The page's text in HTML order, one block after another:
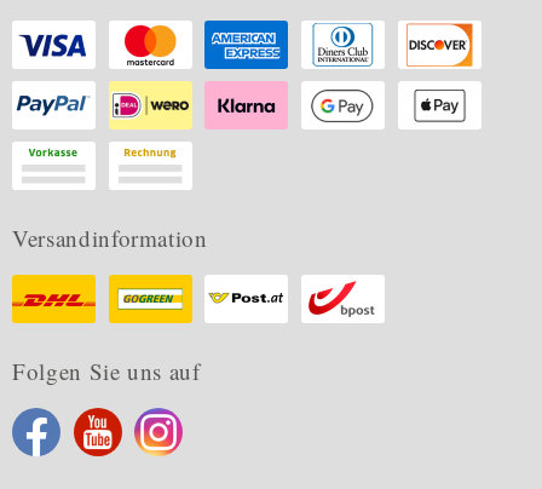
Versandinformation
Folgen Sie uns auf